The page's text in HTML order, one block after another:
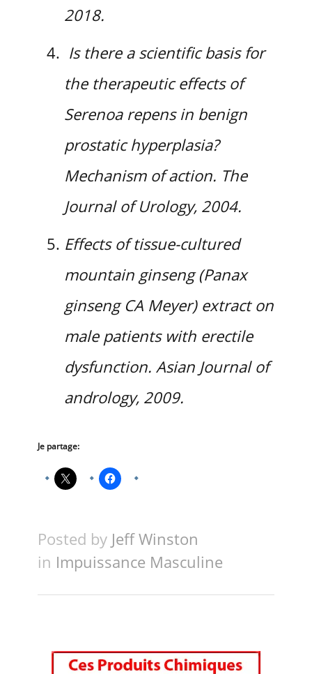
2018.
Is there a scientific basis for
the therapeutic effects of
Serenoa repens in benign
prostatic hyperplasia?
Mechanism of action. The
Journal of Urology, 2004.
Effects of tissue-cultured
mountain ginseng (Panax
ginseng CA Meyer) extract on
male patients with erectile
dysfunction. Asian Journal of
andrology, 2009.
Je partage:
Posted by Jeff Winston
in Impuissance Masculine